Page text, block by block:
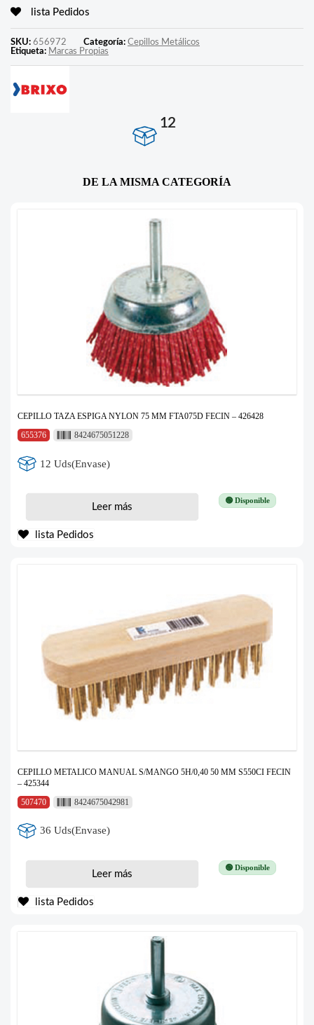
lista Pedidos
SKU: 656972 Categoría: Cepillos Metálicos
Etiqueta: Marcas Propias
12
DE LA MISMA CATEGORÍA
CEPILLO TAZA ESPIGA NYLON 75 MM FTA075D FECIN – 426428
655376
8424675051228
12 Uds(Envase)
🟢 Disponible
Leer más
lista Pedidos
CEPILLO METALICO MANUAL S/MANGO 5H/0,40 50 MM S550CI FECIN
– 425344
507470
8424675042981
36 Uds(Envase)
🟢 Disponible
Leer más
lista Pedidos